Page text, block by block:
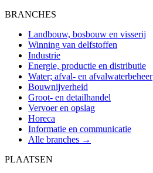
BRANCHES
Landbouw, bosbouw en visserij
Winning van delfstoffen
Industrie
Energie, productie en distributie
Water; afval- en afvalwaterbeheer
Bouwnijverheid
Groot- en detailhandel
Vervoer en opslag
Horeca
Informatie en communicatie
Alle branches →
PLAATSEN